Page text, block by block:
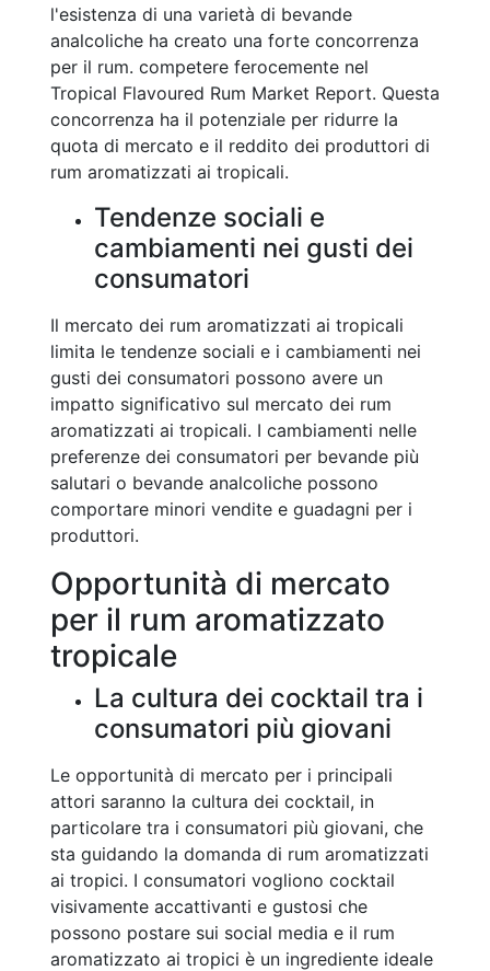
l'esistenza di una varietà di bevande
analcoliche ha creato una forte concorrenza
per il rum. competere ferocemente nel
Tropical Flavoured Rum Market Report. Questa
concorrenza ha il potenziale per ridurre la
quota di mercato e il reddito dei produttori di
rum aromatizzati ai tropicali.
Tendenze sociali e
cambiamenti nei gusti dei
consumatori
Il mercato dei rum aromatizzati ai tropicali
limita le tendenze sociali e i cambiamenti nei
gusti dei consumatori possono avere un
impatto significativo sul mercato dei rum
aromatizzati ai tropicali. I cambiamenti nelle
preferenze dei consumatori per bevande più
salutari o bevande analcoliche possono
comportare minori vendite e guadagni per i
produttori.
Opportunità di mercato
per il rum aromatizzato
tropicale
La cultura dei cocktail tra i
consumatori più giovani
Le opportunità di mercato per i principali
attori saranno la cultura dei cocktail, in
particolare tra i consumatori più giovani, che
sta guidando la domanda di rum aromatizzati
ai tropici. I consumatori vogliono cocktail
visivamente accattivanti e gustosi che
possono postare sui social media e il rum
aromatizzato ai tropici è un ingrediente ideale